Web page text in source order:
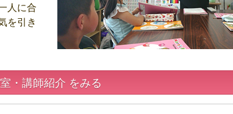
人に合
を引き
講師紹介 をみる